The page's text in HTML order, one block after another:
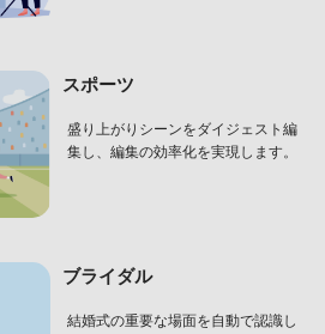
スポーツ
盛り上がりシーンをダイジェスト編
集し、 編集の効率化を実現します。
ブライダル
結婚式の重要な場面を自動で認識し